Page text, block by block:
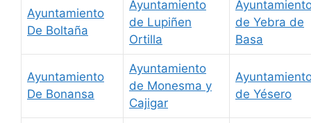
Ayuntamiento
De Boltaña
Ayuntamiento
de Lupiñen
Ortilla
de Yebra de
Basa
Ayuntamiento
De Bonansa
Ayuntamiento
de Monesma y
Cajigar
de Yésero